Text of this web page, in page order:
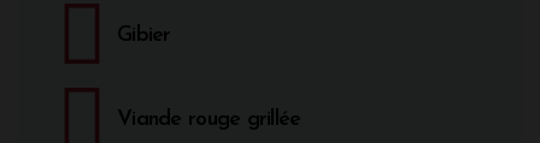
Gibier
Viande rouge grillée